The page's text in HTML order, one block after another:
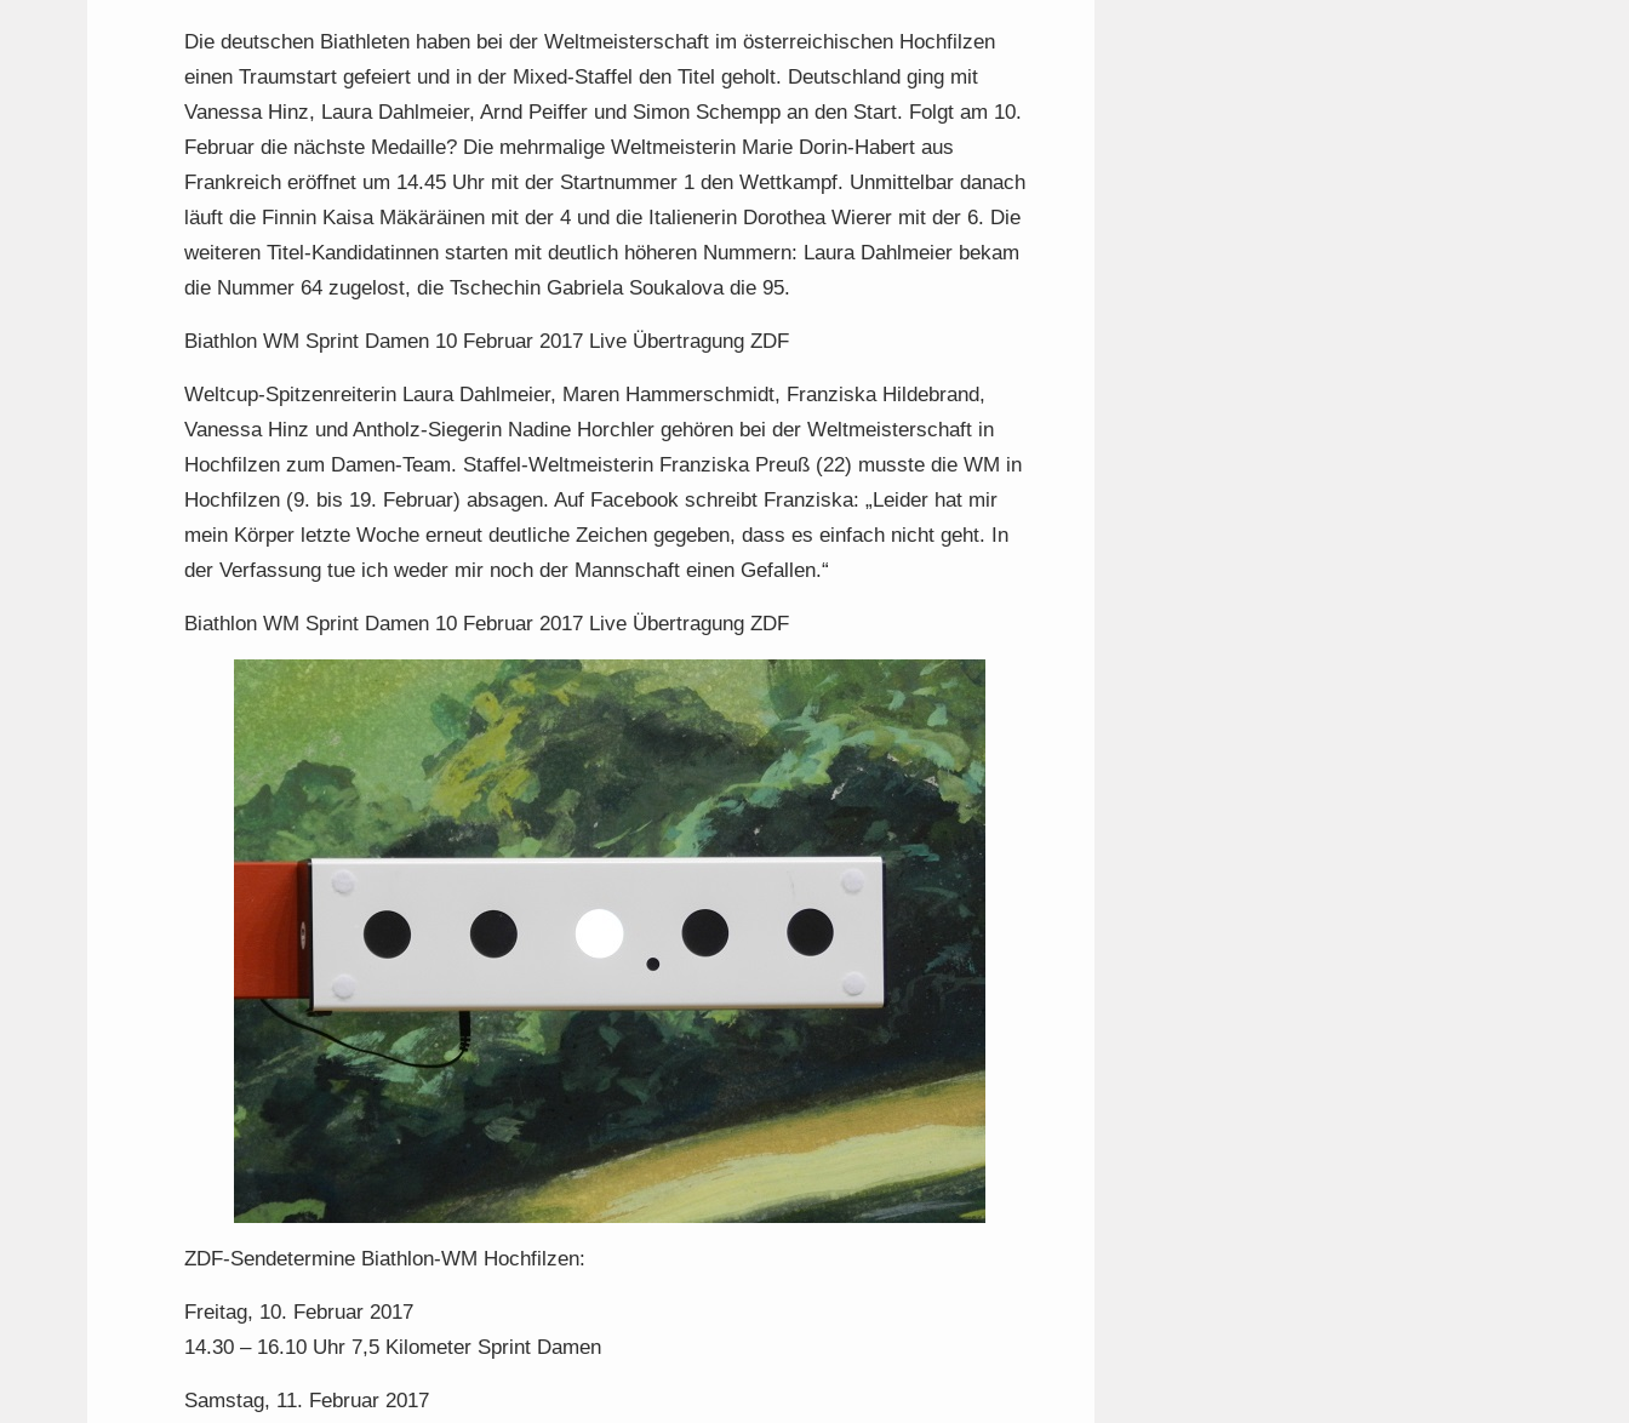
Die deutschen Biathleten haben bei der Weltmeisterschaft im österreichischen Hochfilzen
einen Traumstart gefeiert und in der Mixed-Staffel den Titel geholt. Deutschland ging mit
Vanessa Hinz, Laura Dahlmeier, Arnd Peiffer und Simon Schempp an den Start. Folgt am 10.
Februar die nächste Medaille? Die mehrmalige Weltmeisterin Marie Dorin-Habert aus
Frankreich eröffnet um 14.45 Uhr mit der Startnummer 1 den Wettkampf. Unmittelbar danach
läuft die Finnin Kaisa Mäkäräinen mit der 4 und die Italienerin Dorothea Wierer mit der 6. Die
weiteren Titel-Kandidatinnen starten mit deutlich höheren Nummern: Laura Dahlmeier bekam
die Nummer 64 zugelost, die Tschechin Gabriela Soukalova die 95.
Biathlon WM Sprint Damen 10 Februar 2017 Live Übertragung ZDF
Weltcup-Spitzenreiterin Laura Dahlmeier, Maren Hammerschmidt, Franziska Hildebrand,
Vanessa Hinz und Antholz-Siegerin Nadine Horchler gehören bei der Weltmeisterschaft in
Hochfilzen zum Damen-Team. Staffel-Weltmeisterin Franziska Preuß (22) musste die WM in
Hochfilzen (9. bis 19. Februar) absagen. Auf Facebook schreibt Franziska: „Leider hat mir
mein Körper letzte Woche erneut deutliche Zeichen gegeben, dass es einfach nicht geht. In
der Verfassung tue ich weder mir noch der Mannschaft einen Gefallen.“
Biathlon WM Sprint Damen 10 Februar 2017 Live Übertragung ZDF
ZDF-Sendetermine Biathlon-WM Hochfilzen:
Freitag, 10. Februar 2017
14.30 – 16.10 Uhr 7,5 Kilometer Sprint Damen
Samstag, 11. Februar 2017